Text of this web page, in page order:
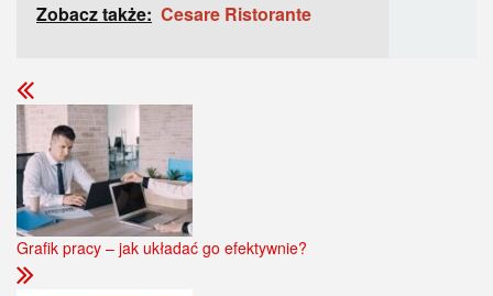
Zobacz także: Cesare Ristorante
Grafik pracy – jak układać go efektywnie?